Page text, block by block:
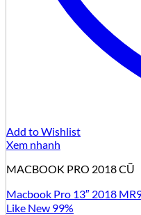
Add to Wishlist
Xem nhanh
MACBOOK PRO 2018 CŨ
Macbook Pro 13″ 2018
Like New 99%